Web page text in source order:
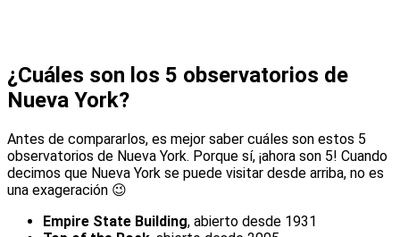
¿Cuáles son los 5 observatorios de
Nueva York?
Antes de compararlos, es mejor saber cuáles son estos 5
observatorios de Nueva York. Porque sí, ¡ahora son 5! Cuando
decimos que Nueva York se puede visitar desde arriba, no es
una exageración 😉
Empire State Building, abierto desde 1931